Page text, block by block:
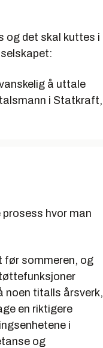
og det skal kuttes i
å uttale
i Statkraft,
hvor man
før sommeren, og
noen titalls årsverk,
en riktigere
i
og